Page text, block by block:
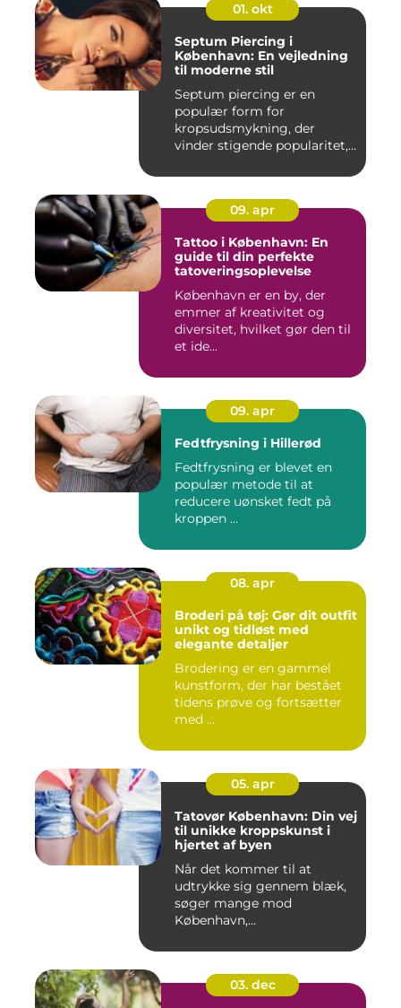
01. okt
Septum Piercing i
København: En vejledning
til moderne stil
Septum piercing er en
populær form for
kropsudsmykning, der
vinder stigende popularitet,
09. apr
Tattoo i København: En
guide til din perfekte
tatoveringsoplevelse
København er en by, der
emmer af kreativitet og
diversitet, hvilket gør den til
et ide...
09. apr
Fedtfrysning i Hillerød
Fedtfrysning er blevet en
populær metode til at
reducere uønsket fedt på
kroppen ...
08. apr
Broderi på tøj: Gør dit outfit
unikt og tidløst med
elegante detaljer
Brodering er en gammel
kunstform, der har bestået
tidens prøve og fortsætter
med ...
05. apr
Tatovør København: Din vej
til unikke kroppskunst i
hjertet af byen
Når det kommer til at
udtrykke sig gennem blæk,
søger mange mod
København,...
03. dec